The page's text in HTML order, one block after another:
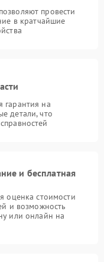
провести
в кратчайшие
гарантия на
детали, что
и бесплатная
оценка стоимости
и возможность
или онлайн на